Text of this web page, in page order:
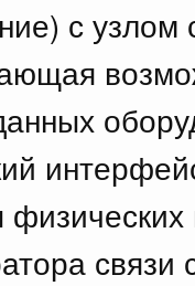
с узлом